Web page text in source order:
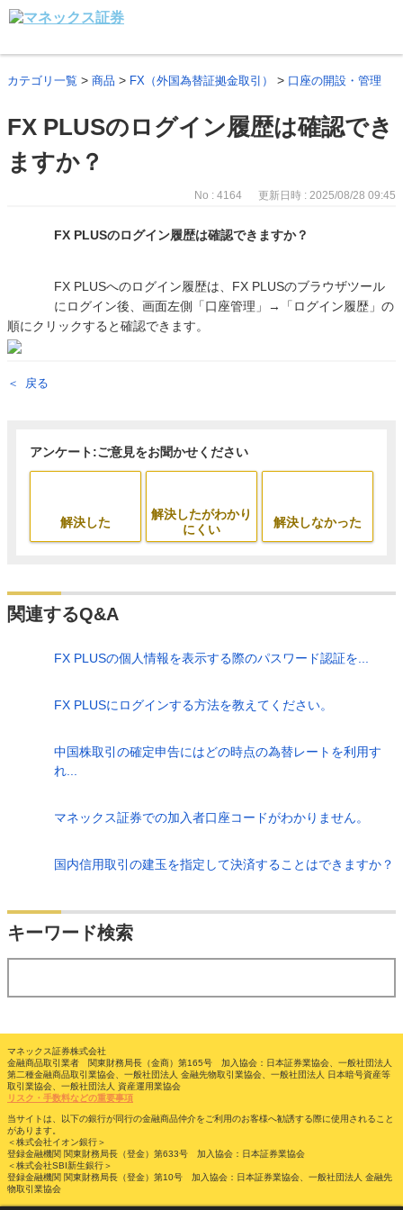
カテゴリ一覧 > 商品 > FX（外国為替証拠金取引） > 口座の開設・管理
FX PLUSのログイン履歴は確認でき
ますか？
No : 4164 更新日時 : 2025/08/28 09:45
FX PLUSのログイン履歴は確認できますか？
FX PLUSへのログイン履歴は、FX PLUSのブラウザツール
にログイン後、画面左側「口座管理」→「ログイン履歴」の
順にクリックすると確認できます。
戻る
アンケート:ご意見をお聞かせください
解決した
解決したがわかり
にくい
解決しなかった
関連するQ&A
FX PLUSの個人情報を表示する際のパスワード認証を...
FX PLUSにログインする方法を教えてください。
中国株取引の確定申告にはどの時点の為替レートを利用す
れ...
マネックス証券での加入者口座コードがわかりません。
国内信用取引の建玉を指定して決済することはできますか？
キーワード検索
マネックス証券株式会社
金融商品取引業者 関東財務局長（金商）第165号 加入協会：日本証券業協会、一般社団法人
第二種金融商品取引業協会、一般社団法人 金融先物取引業協会、一般社団法人 日本暗号資産等
取引業協会、一般社団法人 資産運用業協会
リスク・手数料などの重要事項
当サイトは、以下の銀行が同行の金融商品仲介をご利用のお客様へ勧誘する際に使用されること
があります。
＜株式会社イオン銀行＞
登録金融機関 関東財務局長（登金）第633号 加入協会：日本証券業協会
＜株式会社SBI新生銀行＞
登録金融機関 関東財務局長（登金）第10号 加入協会：日本証券業協会、一般社団法人 金融先
物取引業協会